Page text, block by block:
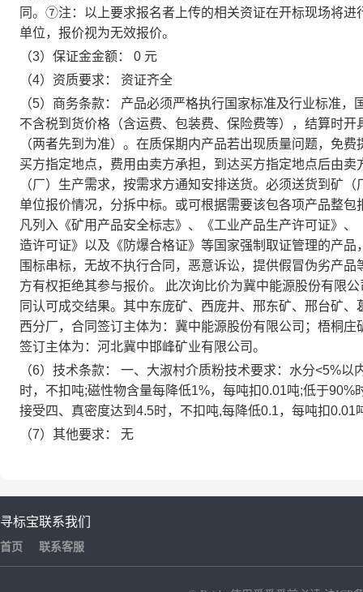
同。⑦注：以上要求报名者上传的相关资证在开标现场将
单位，报价视为无效报价。
（3）保证金金额： 0 元
（4）资质要求： 资证齐全
（5）商务条款： 产品必须严格执行国家标准及行业标准
不含税到货价格（含运费、包装费、保险费等），结算时
（两者先到为准）。在质保期内产品若出现质量问题，免
买方指定地点，费用由卖方承担，到达买方指定地点后由
（厂）生产需求，按需求方通知安排送货。必须送货到矿
单位报价情况，分拆中标。或可根据需要该包各项产品整
凡列入《矿用产品安全标志》、《工业产品生产许可证》
造许可证》以及《防爆合格证》等国家强制取证管理的产
围标串标，无故不执行合同，恶意诉讼，提供假冒伪劣产
方有权拒绝其参与报价。 此次询比价为冀中能源股份有限
同认可成交结果。其中东庞矿、西庞井、邢东矿、邢台矿
西分厂，合同签订主体为：冀中能源股份有限公司；梧桐
签订主体为：河北冀中邯峰矿业有限公司。
（6）技术条款： 一、大淑村介质粉技术要求：水分<5%
时，不扣吨;磁性物含量每降低1%，每吨扣0.01吨;低于
接受四、真密度达到4.5时，不扣吨,每降低0.1，每吨扣0.01
（7）其他要求： 无
寻标宝
首页
联系我们
联系客服